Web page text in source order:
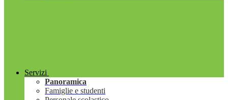
Servizi
Panoramica
Famiglie e studenti